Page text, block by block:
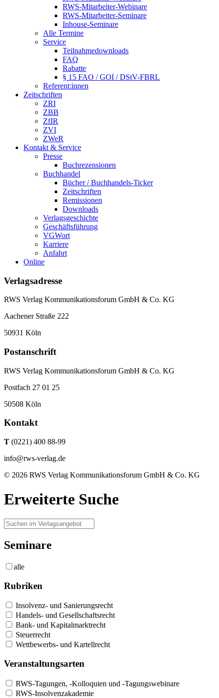
RWS-Mitarbeiter-Webinare
RWS-Mitarbeiter-Seminare
Inhouse-Seminare
Alle Termine
Service
Teilnahmedownloads
FAQ
Rabatte
§ 15 FAO / GOI / DStV-FBRL
Referent:innen
Zeitschriften
ZRI
ZBB
ZfIR
ZVI
ZWeR
Kontakt & Service
Presse
Buchrezensionen
Buchhandel
Bücher / Buchhandels-Ticker
Zeitschriften
Remissionen
Downloads
Verlagsgeschichte
Geschäftsführung
VGWort
Karriere
Anfahrt
Online
Verlagsadresse
RWS Verlag Kommunikationsforum GmbH & Co. KG
Aachener Straße 222
50931 Köln
Postanschrift
RWS Verlag Kommunikationsforum GmbH & Co. KG
Postfach 27 01 25
50508 Köln
Kontakt
T (0221) 400 88-99
info@rws-verlag.de
© 2026 RWS Verlag Kommunikationsforum GmbH & Co. KG
Erweiterte Suche
Seminare
alle
Rubriken
Insolvenz- und Sanierungsrecht
Handels- und Gesellschaftsrecht
Bank- und Kapitalmarktrecht
Steuerrecht
Wettbewerbs- und Kartellrecht
Veranstaltungsarten
RWS-Tagungen, -Kolloquien und -Tagungswebinare
RWS-Insolvenzakademie